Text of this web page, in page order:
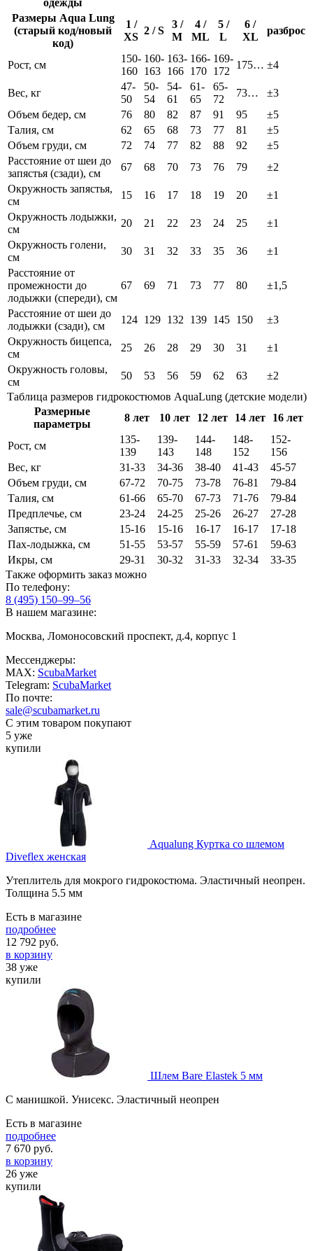
одежды
Размеры Aqua Lung
(старый код/новый
код)
1 /
XS
2 / S
3 /
M
4 /
ML
5 /
L
6 /
XL
разброс
Рост, см
150-
160
160-
163
163-
166
166-
170
169-
172
175… ±4
Вес, кг
47-
50
50-
54
54-
61
61-
65
65-
72
73…
±3
Объем бедер, см
76 80 82 87 91 95
±5
Талия, см
62 65 68 73 77 81
±5
Объем груди, см
72 74 77 82 88 92
±5
Расстояние от шеи до
запястья (сзади), см
67 68 70 73 76 79
±2
Окружность запястья,
см
15 16 17 18 19 20
±1
Окружность лодыжки,
см
20 21 22 23 24 25
±1
Окружность голени,
см
30 31 32 33 35 36
±1
Расстояние от
промежности до
лодыжки (спереди), см
67 69 71 73 77 80 ±1,5
Расстояние от шеи до
лодыжки (сзади), см
124 129 132 139 145 150
±3
Окружность бицепса,
см
25 26 28 29 30 31
±1
Окружность головы,
см
50 53 56 59 62 63
±2
Таблица размеров гидрокостюмов AquaLung (детские модели)
Размерные
параметры
8 лет 10 лет 12 лет 14 лет 16 лет
Рост, см
135-
139
139-
143
144-
148
148-
152
152-
156
Вес, кг
31-33 34-36 38-40 41-43
45-57
Объем груди, см
67-72 70-75 73-78 76-81
79-84
Талия, см
61-66 65-70 67-73 71-76
79-84
Предплечье, см
23-24 24-25 25-26 26-27
27-28
Запястье, см
15-16 15-16 16-17 16-17
17-18
Пах-лодыжка, см
51-55 53-57 55-59 57-61
59-63
Икры, см
29-31 30-32 31-33 32-34
33-35
Также оформить заказ можно
По телефону:
8 (495) 150–99–56
В нашем магазине:
Москва, Ломоносовский проспект, д.4, корпус 1
Мессенджеры:
MAX: ScubaMarket
Telegram: ScubaMarket
По почте:
sale@scubamarket.ru
С этим товаром покупают
5 уже
купили
Aqualung Куртка со шлемом
Diveflex женская
Утеплитель для мокрого гидрокостюма. Эластичный неопрен.
Толщина 5.5 мм
Есть в магазине
подробнее
12 792 руб.
в корзину
38 уже
купили
Шлем Bare Elastek 5 мм
C манишкой. Унисекс. Эластичный неопрен
Есть в магазине
подробнее
7 670 руб.
в корзину
26 уже
купили